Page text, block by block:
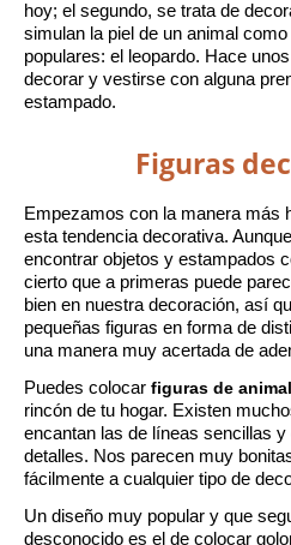
hoy; el segundo, se trata de
simulan la piel de un animal
populares: el leopardo. Hace
decorar y vestirse con alguna
estampado.
Figuras
Empezamos con la manera más
esta tendencia decorativa.
encontrar objetos y estampados
cierto que a primeras puede
bien en nuestra decoración, así
pequeñas figuras en forma de
una manera muy acertada de
Puedes colocar figuras de
rincón de tu hogar. Existen
encantan las de líneas sencillas
detalles. Nos parecen muy
fácilmente a cualquier tipo de
Un diseño muy popular y que
desconocido es el de colocar